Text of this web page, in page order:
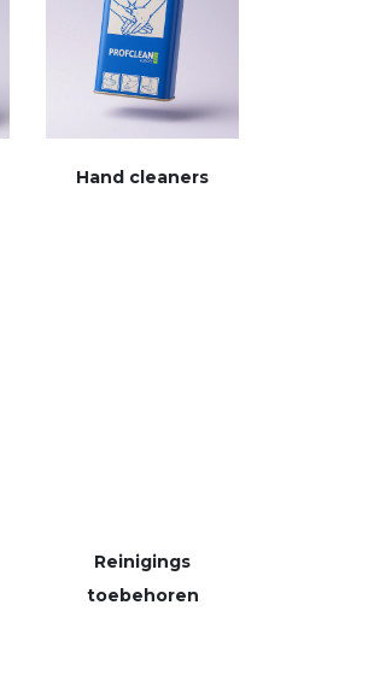
Hand cleaners
Reinigings
toebehoren